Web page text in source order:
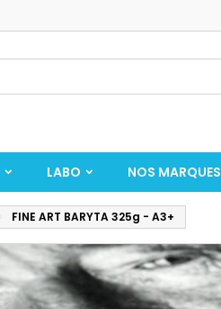
LABO NOS MARQUES
FINE ART BARYTA 325g - A3+